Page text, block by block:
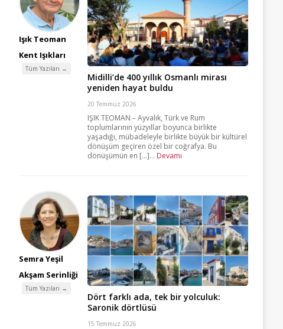
Işık Teoman
Kent Işıkları
Tüm Yazıları →
Midilli’de 400 yıllık Osmanlı mirası
yeniden hayat buldu
20 Temmuz 2026
IŞIK TEOMAN – Ayvalık, Türk ve Rum
toplumlarının yüzyıllar boyunca birlikte
yaşadığı, mübadeleyle birlikte büyük bir kültürel
dönüşüm geçiren özel bir coğrafya. Bu
dönüşümün en [...]... Devamı
Semra Yeşil
Akşam Serinliği
Tüm Yazıları →
Dört farklı ada, tek bir yolculuk:
Saronik dörtlüsü
15 Temmuz 2026